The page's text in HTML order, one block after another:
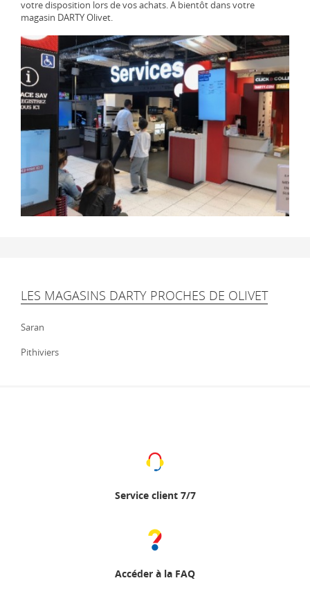
votre disposition lors de vos achats. A bientôt dans votre
magasin DARTY Olivet.
LES MAGASINS DARTY PROCHES DE OLIVET
Saran
Pithiviers
Service client 7/7
Accéder à la FAQ